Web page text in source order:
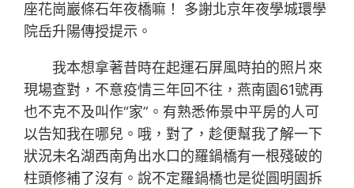
座花崗巖條石年夜橋嘛！ 多謝北京年夜學城環學
院岳升陽傳授提示。
我本想拿著昔時在起運石屏風時拍的照片來
現場查對，不意疫情三年回不往，燕南園61號再
也不克不及叫作“家”。有熟悉佈景中平房的人可
以告知我在哪兒。哦，對了，趁便幫我了解一下
狀況未名湖西南角出水口的羅鍋橋有一根殘破的
柱頭修補了沒有。說不定羅鍋橋也是從圓明園拆